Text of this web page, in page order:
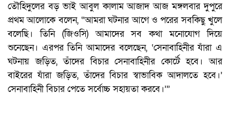
তৌহিদুলের বড় ভাই আবুল কালাম আজাদ আজ মঙ্গলবার দুপুরে
প্রথম আলোকে বলেন, “আমরা ঘটনার আগে ও পরের সবকিছু খুলে
বলেছি। তিনি (জিওসি) আমাদের সব কথা মনোযোগ দিয়ে
শুনেছেন। এরপর তিনি আমাদের বলেছেন, ‘সেনাবাহিনীর যাঁরা এ
ঘটনায় জড়িত, তাঁদের বিচার সেনাবাহিনীর কোর্টে হবে। আর
বাইরের যাঁরা জড়িত, তাঁদের বিচার স্বাভাবিক আদালতে হবে।’
সেনাবাহিনী বিচার পেতে সর্বোচ্চ সহায়তা করবে।’”